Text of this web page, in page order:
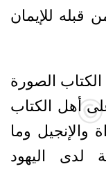
قبله للإيمان
الكتاب الصورة
أهل الكتاب
والإنجيل وما
اليهود